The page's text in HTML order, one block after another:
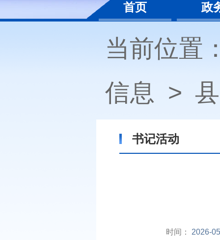
首页 政
当前位置
信息 >
书记活动
时间： 2026-